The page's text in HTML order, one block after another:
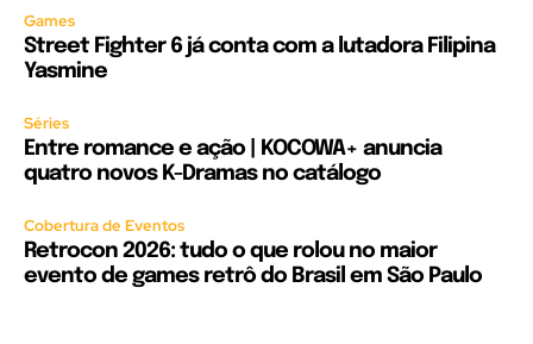
Games
Street Fighter 6 já conta com a lutadora Filipina
Yasmine
Séries
Entre romance e ação | KOCOWA+ anuncia
quatro novos K-Dramas no catálogo
Cobertura de Eventos
Retrocon 2026: tudo o que rolou no maior
evento de games retrô do Brasil em São Paulo